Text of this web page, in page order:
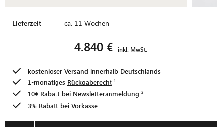
Lieferzeit ca. 11 Wochen
4.840 € inkl. MwSt.
kostenloser Versand innerhalb Deutschlands
1-monatiges Rückgaberecht
10€ Rabatt bei Newsletteranmeldung
3% Rabatt bei Vorkasse